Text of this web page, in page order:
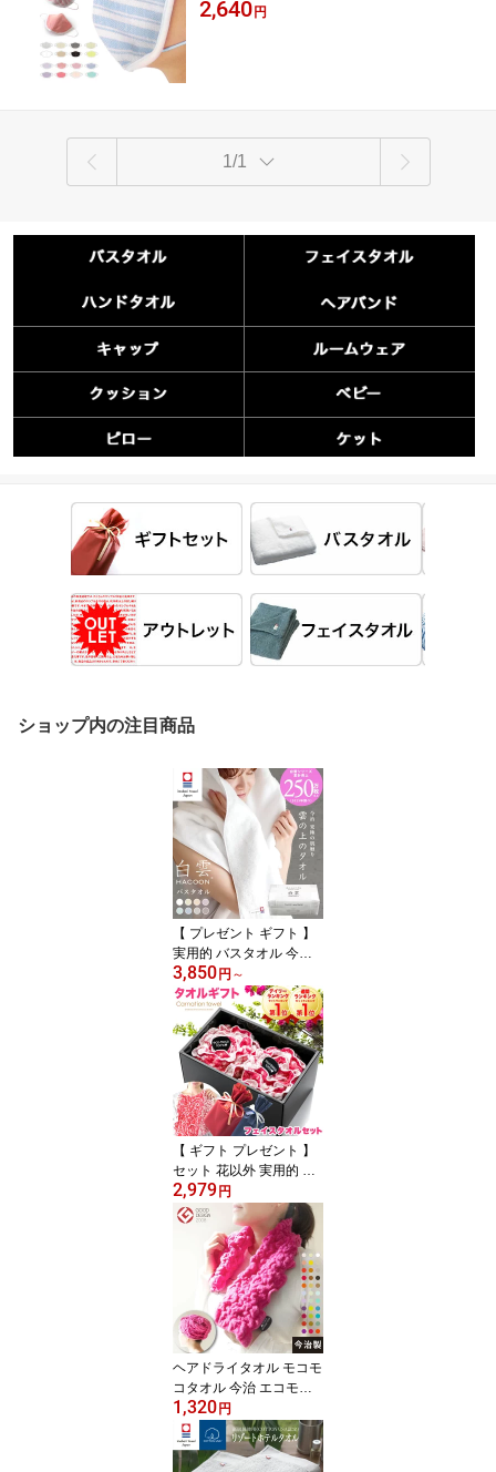
使える エコなマスク 森のタオル 6層 ガ
治 国産 マスク 保湿 安眠 日本製 綿100％ コ
2,640円
1/1
ショップ内の注目商品
【 プレゼント ギフト 】
実用的 バスタオル 今治
今治タオル 白雲 公式通
販 8色 雲の上のタオル 箱
入れ バス1枚 柔らかな肌
触り 吸水 軽量 ふわふわ
今治 Hacoon Bath Towel
いまばり 高級 セット 内
祝い 義母 癒しグッズ 実
用的 タオル 母の日
3,850円 ～
【 ギフト プレゼント 】
セット 花以外 実用的 贈
る 今治 タオル カーネー
ションタオル 絢爛 2026(
お花をかたどった 今治タ
オル フェイスタオル 2枚
) ギフトボックス入 【 お
しゃれ 義母 50代 60代 7
0代 母の日 】
2,979円
ヘアドライタオル モコモ
コタオル 今治 エコモコ
グッドデザイン賞 ふっく
ら本物の肌触り モコモコ
フェイスタオル (無撚糸)
選べる 33色 【 タオル ヘ
1,320円